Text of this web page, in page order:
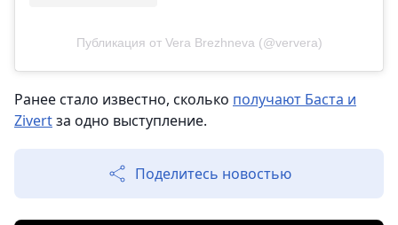
Публикация от Vera Brezhneva (@ververa)
Ранее стало известно, сколько получают Баста и
Zivertза одно выступление.
Поделитесь новостью